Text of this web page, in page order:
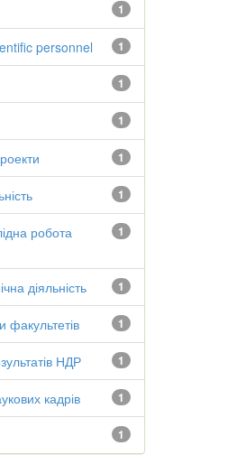
1
1
personnel
1
1
1
1
1
робота
1
діяльність
1
факультетів
1
НДР
1
кадрів
1